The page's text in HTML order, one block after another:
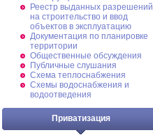
Реестр выданных разрешений
на строительство и ввод
объектов в эксплуатацию
Документация по планировке
территории
Общественные обсуждения
Публичные слушания
Схема теплоснабжения
Схемы водоснабжения и
водоотведения
Приватизация